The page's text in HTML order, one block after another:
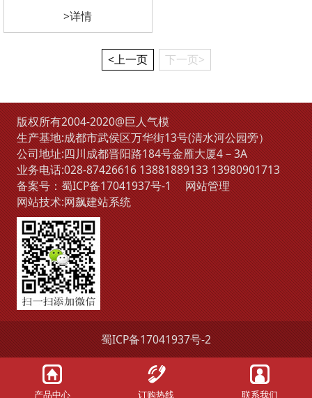
>详情
<上一页 下一页>
版权所有2004-2020@巨人气模
生产基地:成都市武侯区万华街13号(清水河公园旁）
公司地址:四川成都晋阳路184号金雁大厦4－3A
业务电话:028-874266161388188913313980901713
备案号：蜀ICP备17041937号-1
网站管理
网站技术:网飙建站系统
蜀ICP备17041937号-2
产品中心 订购热线 联系我们